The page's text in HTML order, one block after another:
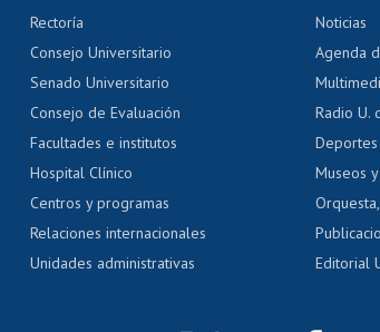
Evaluación docente
Calificación académica
Postulación al AUCAI
Acoso
Rectoría
Consejo Universitario
Senado Universitario
Consejo de Evaluación
Facultades e institutos
Hospital Clínico
Centros y programas
Relaciones internacionales
Unidades administrativas
Noticias
Agenda
Radio U.
Deportes
Museos
Editorial